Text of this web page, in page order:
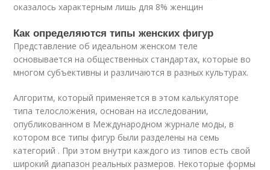
оказалось характерным лишь для 8% женщин
Как определяются типы женских фигур
Представление об идеальном женском теле
основывается на общественных стандартах, которые во
многом субъективны и различаются в разных культурах.
Алгоритм, который применяется в этом калькуляторе
типа телосложения, основан на исследовании,
опубликованном в Международном журнале моды, в
котором все типы фигур были разделены на семь
категорий . При этом внутри каждого из типов есть свой
широкий диапазон реальных размеров. Некоторые формы